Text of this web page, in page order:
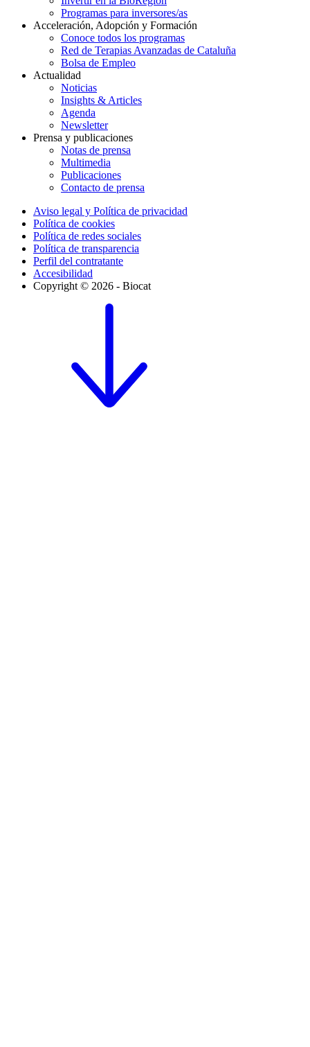
Programas para inversores/as
Acceleración, Adopción y Formación
Conoce todos los programas
Red de Terapias Avanzadas de Cataluña
Bolsa de Empleo
Actualidad
Noticias
Insights & Articles
Agenda
Newsletter
Prensa y publicaciones
Notas de prensa
Multimedia
Publicaciones
Contacto de prensa
Aviso legal y Política de privacidad
Política de cookies
Política de redes sociales
Política de transparencia
Perfil del contratante
Accesibilidad
Copyright © 2026 - Biocat